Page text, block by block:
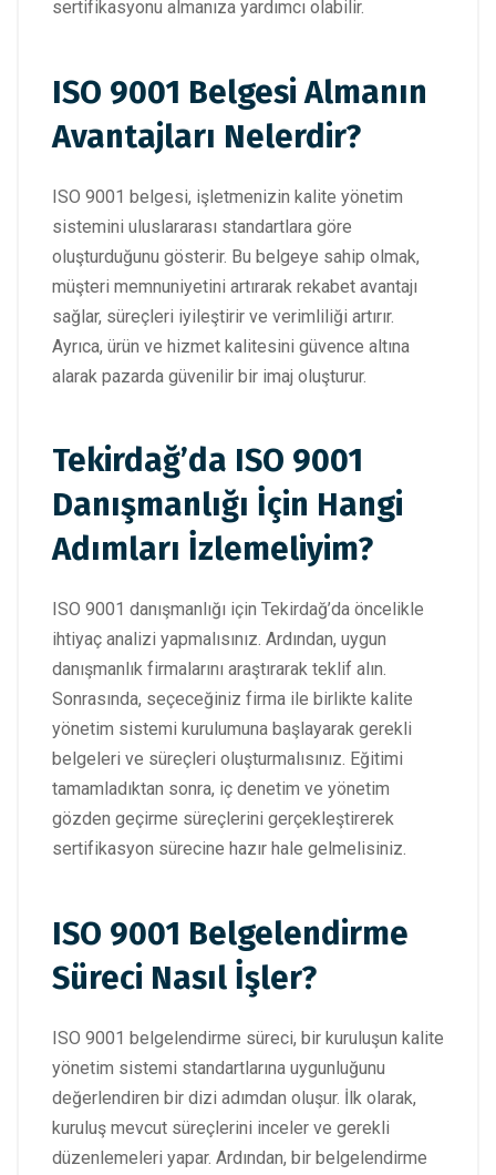
sertifikasyonu almanıza yardımcı olabilir.
ISO 9001 Belgesi Almanın
Avantajları Nelerdir?
ISO 9001 belgesi, işletmenizin kalite yönetim
sistemini uluslararası standartlara göre
oluşturduğunu gösterir. Bu belgeye sahip olmak,
müşteri memnuniyetini artırarak rekabet avantajı
sağlar, süreçleri iyileştirir ve verimliliği artırır.
Ayrıca, ürün ve hizmet kalitesini güvence altına
alarak pazarda güvenilir bir imaj oluşturur.
Tekirdağ’da ISO 9001
Danışmanlığı İçin Hangi
Adımları İzlemeliyim?
ISO 9001 danışmanlığı için Tekirdağ’da öncelikle
ihtiyaç analizi yapmalısınız. Ardından, uygun
danışmanlık firmalarını araştırarak teklif alın.
Sonrasında, seçeceğiniz firma ile birlikte kalite
yönetim sistemi kurulumuna başlayarak gerekli
belgeleri ve süreçleri oluşturmalısınız. Eğitimi
tamamladıktan sonra, iç denetim ve yönetim
gözden geçirme süreçlerini gerçekleştirerek
sertifikasyon sürecine hazır hale gelmelisiniz.
ISO 9001 Belgelendirme
Süreci Nasıl İşler?
ISO 9001 belgelendirme süreci, bir kuruluşun kalite
yönetim sistemi standartlarına uygunluğunu
değerlendiren bir dizi adımdan oluşur. İlk olarak,
kuruluş mevcut süreçlerini inceler ve gerekli
düzenlemeleri yapar. Ardından, bir belgelendirme